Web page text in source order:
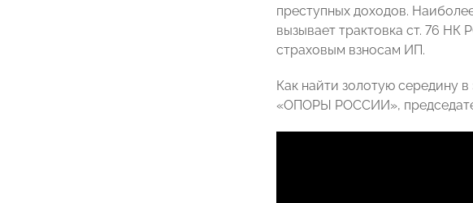
преступных доходов.
вызывает трактовка ст. 76 НК
страховым взносам ИП.
Как найти золотую середину
«ОПОРЫ РОССИИ»,